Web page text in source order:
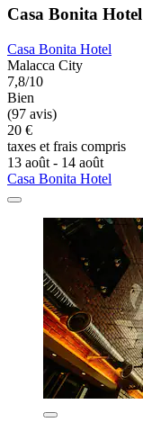
Casa Bonita Hotel
Casa Bonita Hotel
Malacca City
7,8/10
Bien
(97 avis)
20 €
taxes et frais compris
13 août - 14 août
Casa Bonita Hotel